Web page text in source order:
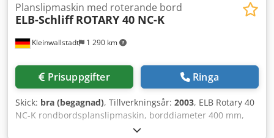
Kleinwallstadt 1 290 km
Planslipmaskin med roterande bord
ELB-Schliff ROTARY 40 NC-K
Prisuppgifter Ringa
Skick: bra (begagnad), Tillverkningsår: 2003, ELB Rotary 40
NC-K rondbordsplanslipmaskin, borddiameter 400 mm,
sliphöjd 300 mm, tillverkningsår 2003, ELN NC-K